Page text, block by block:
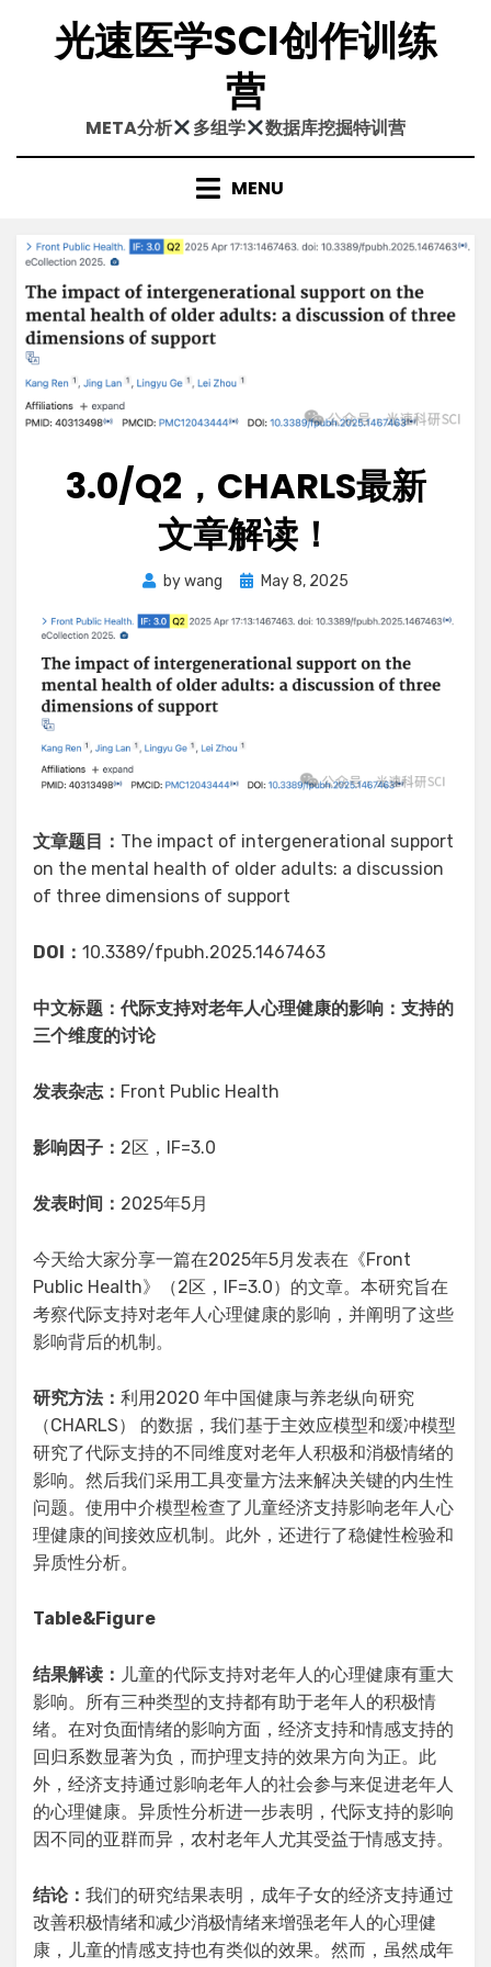
content光速医学SCI创作训练
营
META分析 多组学 数据库挖掘特训营
MENU
3.0/Q2，CHARLS最新
文章解读！
bywang
PostedMay 8, 2025
文章题目： The impact of intergenerational support
on the mental health of older adults: a discussion
of three dimensions of support
DOI： 10.3389/fpubh.2025.1467463
中文标题：代际支持对老年人心理健康的影响：支持的
三个维度的讨论
发表杂志： Front Public Health
影响因子： 2区，IF=3.0
发表时间： 2025年5月
今天给大家分享一篇在2025年5月发表在《Front
Public Health》（2区，IF=3.0）的文章。本研究旨在
考察代际支持对老年人心理健康的影响，并阐明了这些
影响背后的机制。
研究方法： 利用2020 年中国健康与养老纵向研究
（CHARLS） 的数据，我们基于主效应模型和缓冲模型
研究了代际支持的不同维度对老年人积极和消极情绪的
影响。然后我们采用工具变量方法来解决关键的内生性
问题。使用中介模型检查了儿童经济支持影响老年人心
理健康的间接效应机制。此外，还进行了稳健性检验和
异质性分析。
Table&Figure
结果解读： 儿童的代际支持对老年人的心理健康有重大
影响。所有三种类型的支持都有助于老年人的积极情
绪。在对负面情绪的影响方面，经济支持和情感支持的
回归系数显著为负，而护理支持的效果方向为正。此
外，经济支持通过影响老年人的社会参与来促进老年人
的心理健康。异质性分析进一步表明，代际支持的影响
因不同的亚群而异，农村老年人尤其受益于情感支持。
结论： 我们的研究结果表明，成年子女的经济支持通过
改善积极情绪和减少消极情绪来增强老年人的心理健
康，儿童的情感支持也有类似的效果。然而，虽然成年